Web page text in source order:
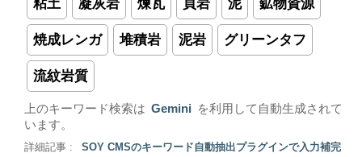
粘土 凝灰岩 煉瓦 頁岩 泥 鉱物資源
焼成レンガ 堆積岩 泥岩 グリーンタフ
流紋岩質
上のキーワード検索は Gemini
を利用して自動生成されて
います。
詳細記事 :
SOY CMSのキーワード自動抽出プラグインで入力補完